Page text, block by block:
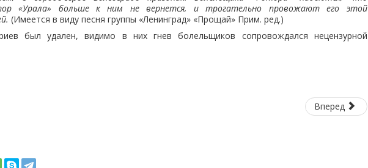
«Урала» больше к ним не вернется, и трогательно провожают его этой
(Имеется в виду песня группы «Ленинград» «Прощай» Прим. ред.)
был удален, видимо в них гнев болельщиков сопровождался нецензурной
Вперед